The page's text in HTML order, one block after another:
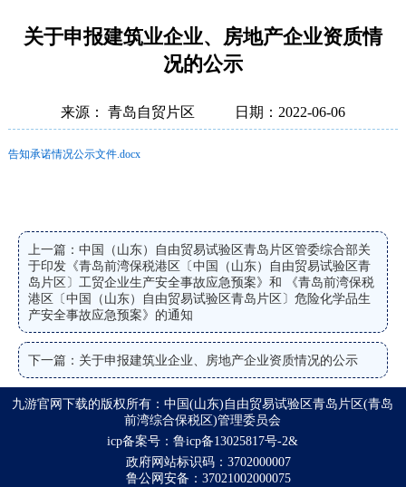
关于申报建筑业企业、房地产企业资质情
况的公示
来源： 青岛自贸片区 日期：2022-06-06
告知承诺情况公示文件.docx
上一篇：中国（山东）自由贸易试验区青岛片区管委综合部关
于印发《青岛前湾保税港区〔中国（山东）自由贸易试验区青
岛片区〕工贸企业生产安全事故应急预案》和 《青岛前湾保税
港区〔中国（山东）自由贸易试验区青岛片区〕危险化学品生
产安全事故应急预案》的通知
下一篇：关于申报建筑业企业、房地产企业资质情况的公示
九游官网下载的版权所有：中国(山东)自由贸易试验区青岛片区(青岛
前湾综合保税区)管理委员会
icp备案号：鲁icp备13025817号-2&
政府网站标识码：3702000007
鲁公网安备：37021002000075